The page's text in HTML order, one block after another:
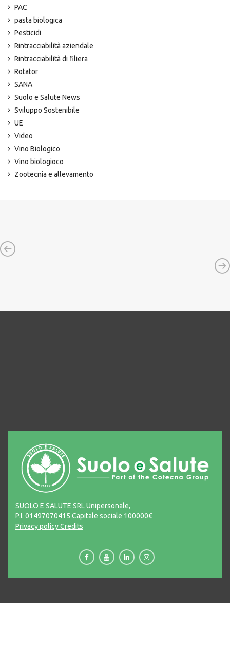
PAC
pasta biologica
Pesticidi
Rintracciabilità aziendale
Rintracciabilità di filiera
Rotator
SANA
Suolo e Salute News
Sviluppo Sostenibile
UE
Video
Vino Biologico
Vino biologioco
Zootecnia e allevamento
SUOLO E SALUTE SRL Unipersonale,
P.I. 01497070415 Capitale sociale 100000€
Privacy policyCredits